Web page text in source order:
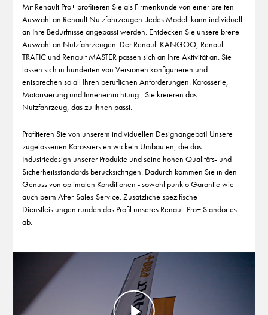
Mit Renault Pro+ profitieren Sie als Firmenkunde von einer breiten
Auswahl an Renault Nutzfahrzeugen. Jedes Modell kann individuell
an Ihre Bedürfnisse angepasst werden. Entdecken Sie unsere breite
Auswahl an Nutzfahrzeugen: Der Renault KANGOO, Renault
TRAFIC und Renault MASTER passen sich an Ihre Aktivität an. Sie
lassen sich in hunderten von Versionen konfigurieren und
entsprechen so all Ihren beruflichen Anforderungen. Karosserie,
Motorisierung und Inneneinrichtung - Sie kreieren das
Nutzfahrzeug, das zu Ihnen passt.
Profitieren Sie von unserem individuellen Designangebot! Unsere
zugelassenen Karossiers entwickeln Umbauten, die das
Industriedesign unserer Produkte und seine hohen Qualitäts- und
Sicherheitsstandards berücksichtigen. Dadurch kommen Sie in den
Genuss von optimalen Konditionen - sowohl punkto Garantie wie
auch beim After-Sales-Service. Zusätzliche spezifische
Dienstleistungen runden das Profil unseres Renault Pro+ Standortes
ab.